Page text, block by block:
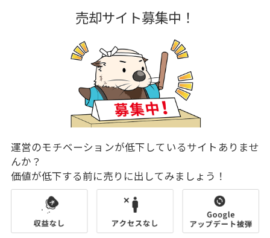
売却サイト募集中！
運営のモチベーションが低下しているサイトありませ
んか？
価値が低下する前に売りに出してみましょう！